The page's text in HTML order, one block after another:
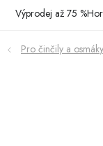
Výprodej až 75 %
Bazénová
Zahrada
Pro činčily a osmáky